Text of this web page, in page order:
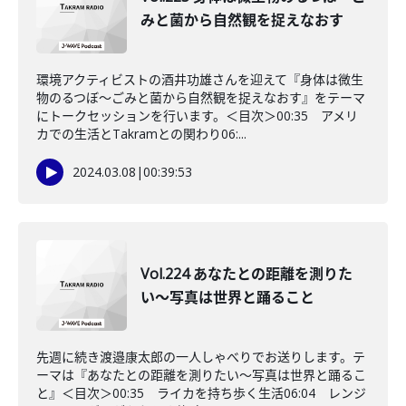
みと菌から自然観を捉えなおす
環境アクティビストの酒井功雄さんを迎えて『身体は微生
物のるつぼ〜ごみと菌から自然観を捉えなおす』をテーマ
にトークセッションを行います。＜目次＞00:35 アメリ
カでの生活とTakramとの関わり06:...
2024.03.08 |00:39:53
Vol.224 あなたとの距離を測りた
い〜写真は世界と踊ること
先週に続き渡邉康太郎の一人しゃべりでお送りします。テ
ーマは『あなたとの距離を測りたい〜写真は世界と踊るこ
と』＜目次＞00:35 ライカを持ち歩く生活06:04 レンジ